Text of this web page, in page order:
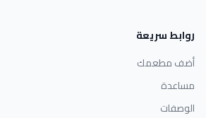
روابط سريعة
أضف مطعمك
مساعدة
الوصفات